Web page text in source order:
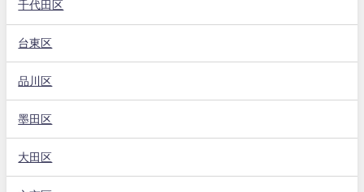
千代田区
台東区
品川区
墨田区
大田区